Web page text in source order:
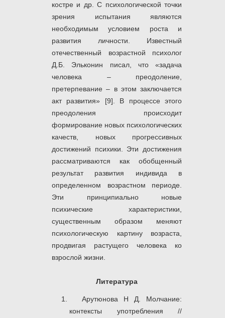
костре и др. С психологической точки
зрения испытания являются
необходимым условием роста и
развития личности. Известный
отечественный возрастной психолог
Д.Б. Эльконин писал, что «задача
человека – преодоление,
претерпевание – в этом заключается
акт развития» [9]. В процессе этого
преодоления происходит
формирование новых психологических
качеств, новых прогрессивных
достижений психики. Эти достижения
рассматриваются как обобщенный
результат развития индивида в
определенном возрастном периоде.
Эти принципиально новые
психические характеристики,
существенным образом меняют
психологическую картину возраста,
продвигая растущего человека ко
взрослой жизни.
Литература
Арутюнова Н Д. Молчание:
контексты употребления //